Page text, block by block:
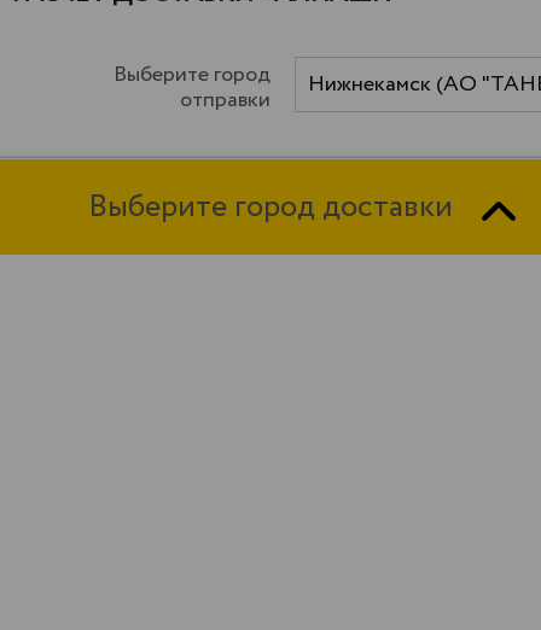
Выберите город
отправки
Нижнекамск (АО
Выберите город доставки